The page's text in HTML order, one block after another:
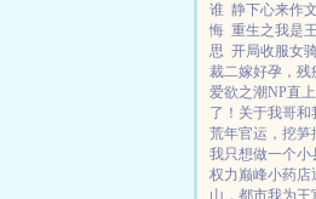
谁 静下心来作
悔 重生之我是王
思 开局收服女
裁二嫁好孕，残
爱欲之潮NP直
了！ 关于我哥和
荒年官运，挖笋
我只想做一个小
权力巅峰小药店
山，都市我为王